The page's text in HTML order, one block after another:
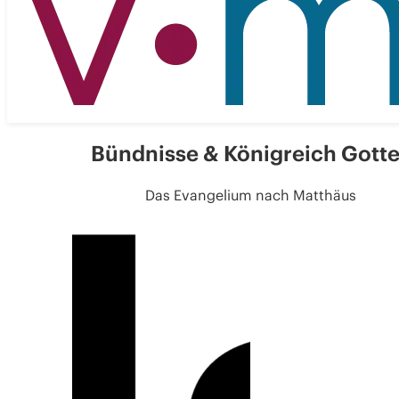
Bündnisse & Königreich
Das Evangelium nach Matthäus